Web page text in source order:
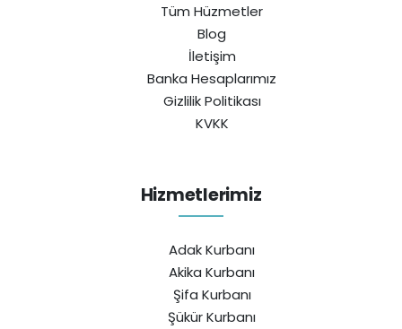
Tüm Hüzmetler
Blog
İletişim
Banka Hesaplarımız
Gizlilik Politikası
KVKK
Hizmetlerimiz
Adak Kurbanı
Akika Kurbanı
Şifa Kurbanı
Şükür Kurbanı